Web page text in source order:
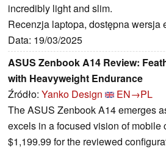
incredibly light and slim.
Recenzja laptopa, dostępna wersja
Data: 19/03/2025
ASUS Zenbook A14 Review:
with Heavyweight Endurance
Źródło: Yanko Design
EN→PL
The ASUS Zenbook A14 emerges
excels in a focused vision of mobile
$1,199.99 for the reviewed